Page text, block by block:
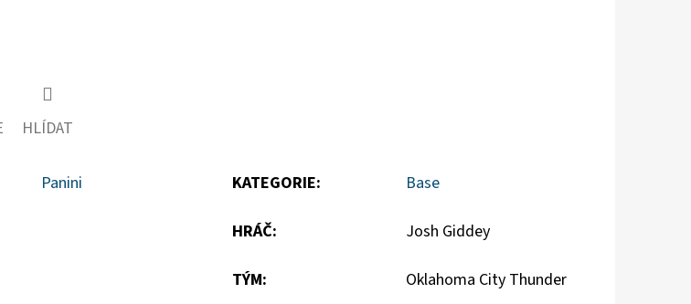
HLÍDAT
Panini KATEGORIE: Base
HRÁČ: Josh Giddey
TÝM: Oklahoma City Thunder